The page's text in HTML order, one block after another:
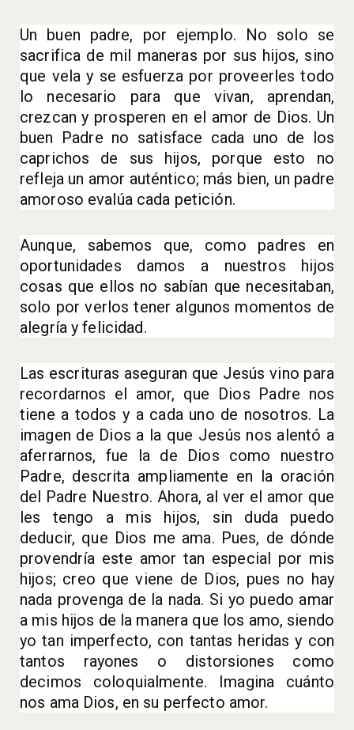
Un buen padre, por ejemplo. No solo se
sacrifica de mil maneras por sus hijos, sino
que vela y se esfuerza por proveerles todo
lo necesario para que vivan, aprendan,
crezcan y prosperen en el amor de Dios. Un
buen Padre no satisface cada uno de los
caprichos de sus hijos, porque esto no
refleja un amor auténtico; más bien, un padre
amoroso evalúa cada petición.
Aunque, sabemos que, como padres en
oportunidades damos a nuestros hijos
cosas que ellos no sabían que necesitaban,
solo por verlos tener algunos momentos de
alegría y felicidad.
Las escrituras aseguran que Jesús vino para
recordarnos el amor, que Dios Padre nos
tiene a todos y a cada uno de nosotros. La
imagen de Dios a la que Jesús nos alentó a
aferrarnos, fue la de Dios como nuestro
Padre, descrita ampliamente en la oración
del Padre Nuestro. Ahora, al ver el amor que
les tengo a mis hijos, sin duda puedo
deducir, que Dios me ama. Pues, de dónde
provendría este amor tan especial por mis
hijos; creo que viene de Dios, pues no hay
nada provenga de la nada. Si yo puedo amar
a mis hijos de la manera que los amo, siendo
yo tan imperfecto, con tantas heridas y con
tantos rayones o distorsiones como
decimos coloquialmente. Imagina cuánto
nos ama Dios, en su perfecto amor.